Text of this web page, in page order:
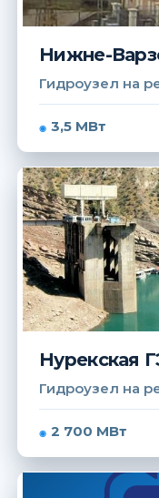
Нижне-
Гидроузел на
3,5 МВт
Нурекская
Гидроузел на
2 700 МВт